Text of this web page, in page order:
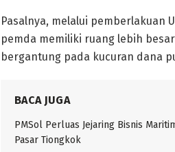
Pasalnya, melalui pemberlakuan
pemda memiliki ruang lebih
bergantung pada kucuran dana
BACA JUGA
PMSol Perluas Jejaring Bisnis
Pasar Tiongkok